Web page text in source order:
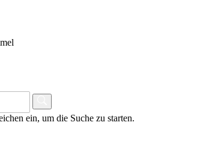
ein, um die Suche zu starten.